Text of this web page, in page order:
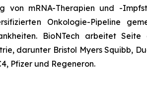
von mRNA-Therapien und -
Onkologie-Pipeline
BioNTech arbeitet
darunter Bristol Myers Squibb,
Pfizer und Regeneron.